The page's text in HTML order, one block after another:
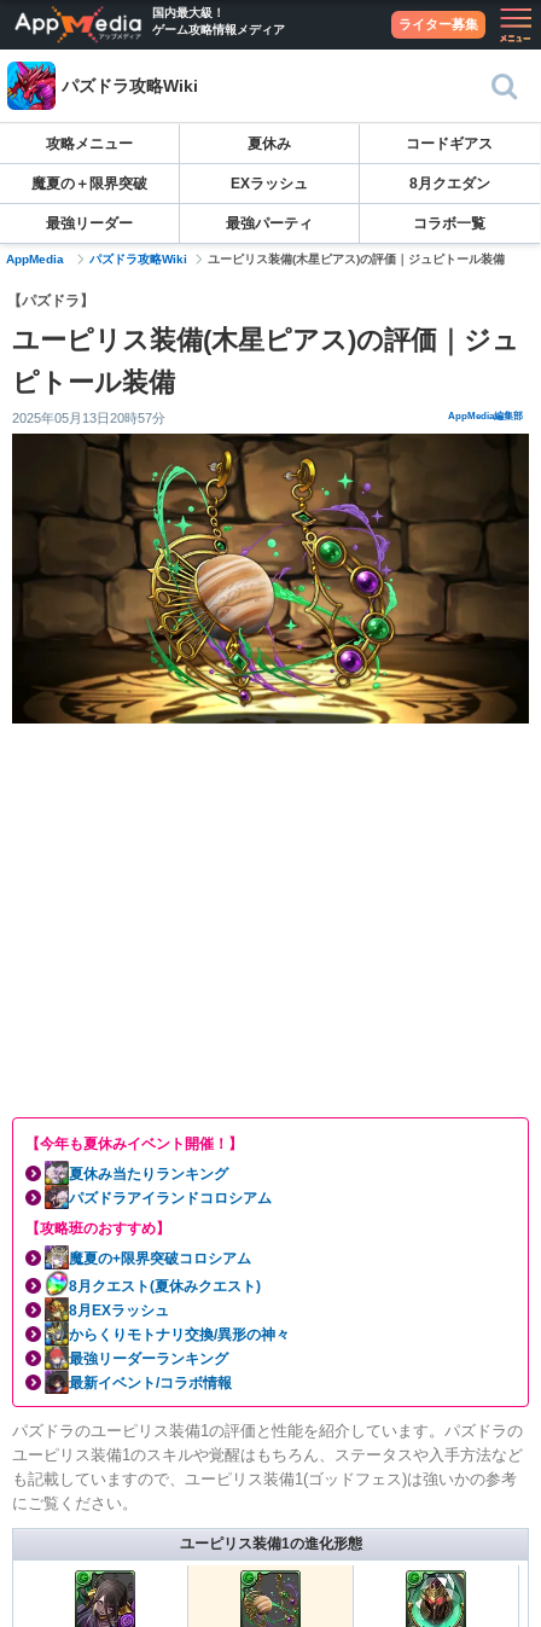
国内最大級！
ゲーム攻略情報メディア
ライター募集
パズドラ攻略Wiki
攻略メニュー 夏休み コードギアス
魔夏の＋限界突破 EXラッシュ 8月クエダン
最強リーダー 最強パーティ コラボ一覧
AppMedia パズドラ攻略Wiki ユーピリス装備(木星ピアス)の評価｜ジュピトール装備
【パズドラ】
ユーピリス装備(木星ピアス)の評価｜ジュ
ピトール装備
2025年05月13日20時57分 AppMedia編集部
【今年も夏休みイベント開催！】
夏休み当たりランキング
パズドラアイランドコロシアム
【攻略班のおすすめ】
魔夏の+限界突破コロシアム
8月クエスト(夏休みクエスト)
8月EXラッシュ
からくりモトナリ交換/異形の神々
最強リーダーランキング
最新イベント/コラボ情報
パズドラのユーピリス装備1の評価と性能を紹介しています。パズドラの
ユーピリス装備1のスキルや覚醒はもちろん、ステータスや入手方法など
も記載していますので、ユーピリス装備1(ゴッドフェス)は強いかの参考
にご覧ください。
ユーピリス装備1の進化形態